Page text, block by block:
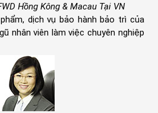
Hồng Kông & Macau Tại VN
dịch vụ bảo hành bảo trì của
nhân viên làm việc chuyên nghiệp